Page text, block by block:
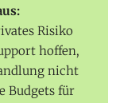
Risiko
hoffen,
nicht
Budgets für